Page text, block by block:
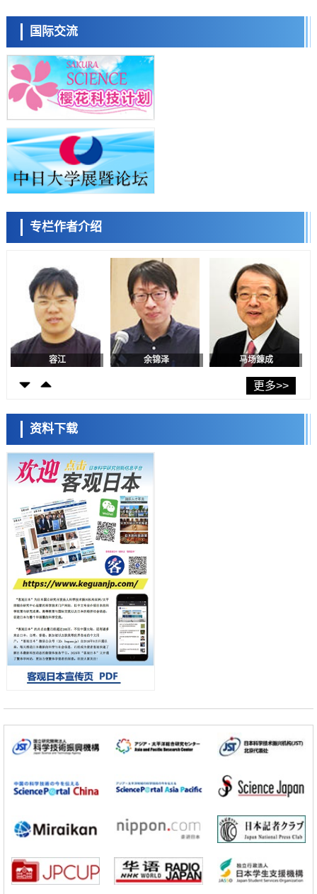
劣化抑制机制，为提升轮胎安全性与耐久性的材料设计开辟道路
科学研究
近畿大学等发现植物染料“日本茜”的红色成分可抑制老化与炎症，有望
成为新型功能性材料
科学研究
群马大学开发针对难治性癫痫的新型基因疗法，利用超小型GAD67启动
子抑制发作
科学研究
九州大学揭示夜间眼压升高机制：两种激素波动叠加所致
科学研究
东京都产技研采用新手法开发出可稳定工作至300℃的介电材料，已验
证电容器可在汽车发动机等高温环境下工作
经济・社会
日本生成式AI使用者占比一年内翻倍，但与中美德仍有较大差距
政策
日本修订首都直下型地震紧急对策：目标为死亡人数至少减半，重点强
化火灾防控
福井大学发现细胞记忆过往并抑制反应的机制，阐明即便DNA相同反应
迥异之谜
科学研究
神户大学确认口服癌症疫苗B440单药给药的安全性，在转移性尿路上皮
癌患者中开展临床试验
日本发布《令和8年版科学技术与创新白皮书》，解读第七期基本计划
首年度政策方向
科学研究
东京大学发现可诱导细胞死亡的新型信使物质
东京都健康长寿医疗中心跨器官揭示衰老过程中的糖链变化
科学研究
产总研无需石油利用松脂制备石墨前驱体，可作为电池电极材料
科学研究
东京大学和海上保安厅等发现南海海槽沿线板块边界锁定状态存在区域
差异
政策
日本第2次医疗研究开发调整费，根据一线实际情况和需求分配99.3亿
日元
科学研究
千叶大学鉴定出导致难治性疾病“肺高血压症”恶化的蛋白质“MYL9/12”，
会引发血管结构恶化
科学研究
京都大学高效生成光的构成单元“光子”，可应用于量子计算机
科学研究
开发出300亿年仅误差1秒的光晶格钟，构建网络将其打造为下一代社会
基础设施
经济・社会
大阪大学开发出膜脂质可视化工具，使脂质探针的高效开发成为可能
科学研究
带大量基因的人工细胞
政策
展研究
科学研究
京都大学高效生成光的构成单元“光子”，可应用于量子计算机
科学研究
开发出300亿年仅误差1秒的光晶格钟，构建网络将其打造为下一代社会
国际交流
专栏作者介绍
流员
小岩井忠道
陈小牧 李鸥 安宁
容江 余锦泽 马场錬成
日本科学未来馆 科学交
流员
小岩井忠道 泷川 进
更多>>
资料下载